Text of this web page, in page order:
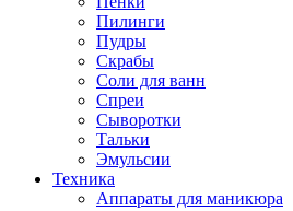
Пилинги
Пудры
Скрабы
Соли для ванн
Спреи
Сыворотки
Тальки
Эмульсии
Техника
Аппараты для маникюра